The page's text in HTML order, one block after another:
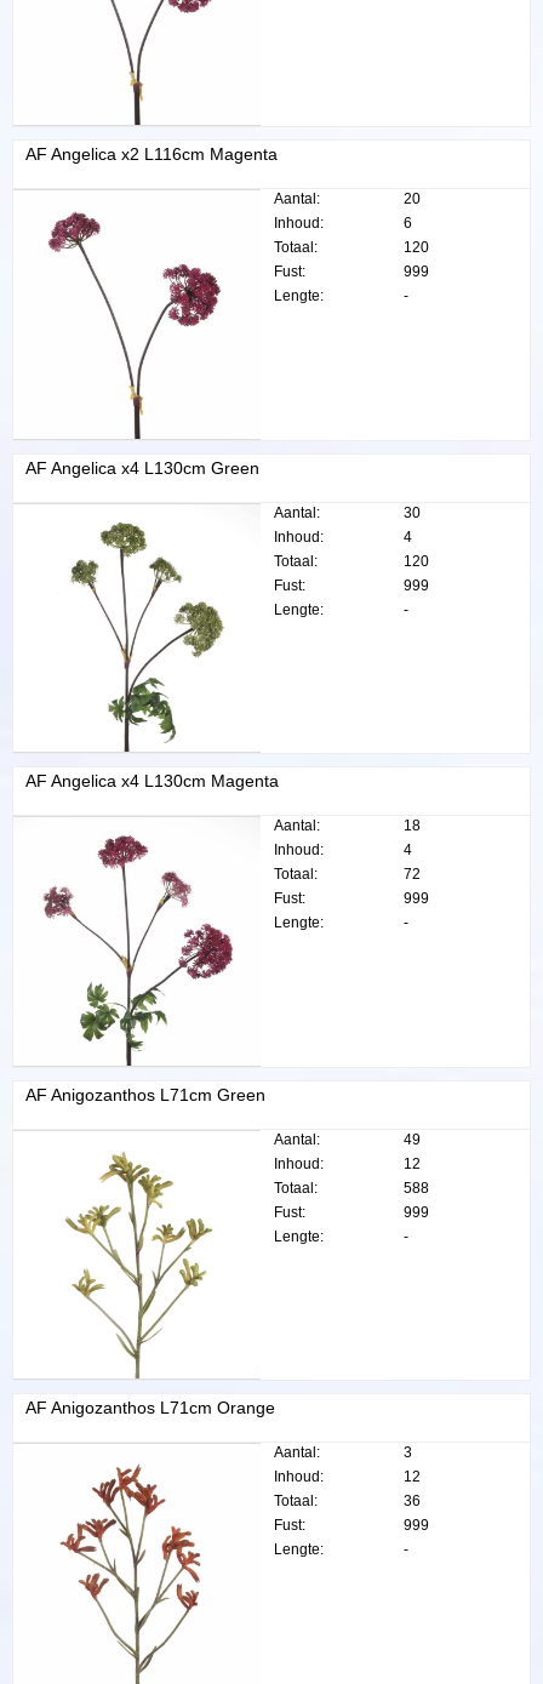
AF Angelica x2 L116cm Magenta
Aantal:
20
Inhoud:
6
Totaal:
120
Fust:
999
Lengte:
-
AF Angelica x4 L130cm Green
Aantal:
30
Inhoud:
4
Totaal:
120
Fust:
999
Lengte:
-
AF Angelica x4 L130cm Magenta
Aantal:
18
Inhoud:
4
Totaal:
72
Fust:
999
Lengte:
-
AF Anigozanthos L71cm Green
Aantal:
49
Inhoud:
12
Totaal:
588
Fust:
999
Lengte:
-
AF Anigozanthos L71cm Orange
Aantal:
3
Inhoud:
12
Totaal:
36
Fust:
999
Lengte:
-